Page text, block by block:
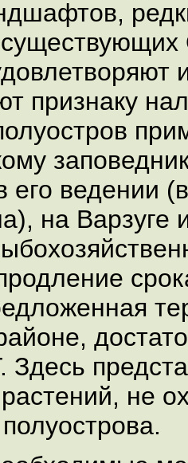
признаку
его ведении
на Варзуге
Здесь
не